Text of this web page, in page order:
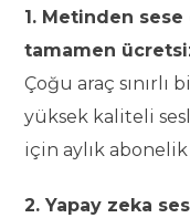
1. Metinden
tamamen
Çoğu araç sınırlı
yüksek kaliteli
için aylık
2. Yapay zeka